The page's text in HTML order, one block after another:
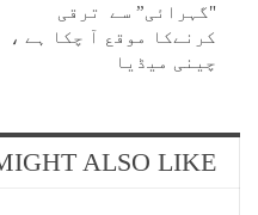
"گہرائی” سے ترقی
کرنےکا موقع آ چکا ہے ،
چینی میڈیا
ALSO LIKE